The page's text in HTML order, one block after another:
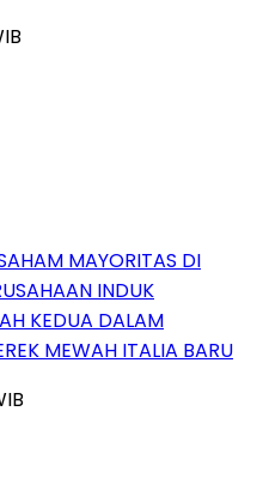
MAYORITAS DI
INDUK
KEDUA DALAM
MEWAH ITALIA BARU